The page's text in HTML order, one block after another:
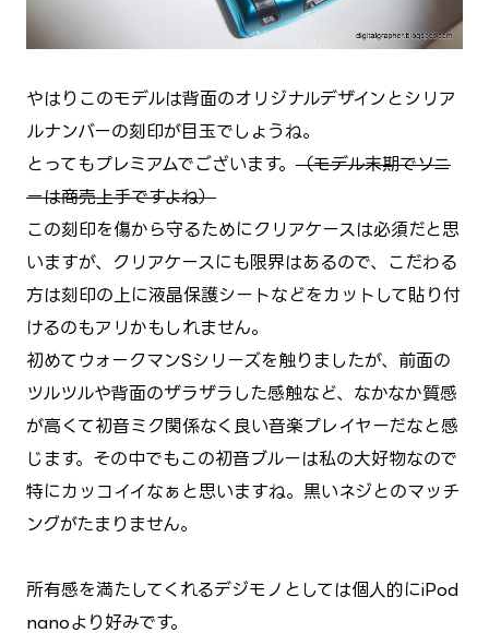
やはりこのモデルは背面のオリジナルデザインとシリア
ルナンバーの刻印が目玉でしょうね。
とってもプレミアムでございます。 （モデル末期でソニ
ーは商売上手ですよね）
この刻印を傷から守るためにクリアケースは必須だと思
いますが、クリアケースにも限界はあるので、こだわる
方は刻印の上に液晶保護シートなどをカットして貼り付
けるのもアリかもしれません。
初めてウォークマンSシリーズを触りましたが、前面の
ツルツルや背面のザラザラした感触など、なかなか質感
が高くて初音ミク関係なく良い音楽プレイヤーだなと感
じます。その中でもこの初音ブルーは私の大好物なので
特にカッコイイなぁと思いますね。黒いネジとのマッチ
ングがたまりません。
所有感を満たしてくれるデジモノとしては個人的にiPod
nanoより好みです。